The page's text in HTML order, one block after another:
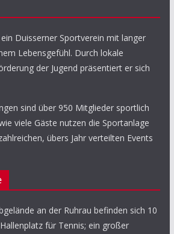
Duisserner Sportverein mit langer
Lebensgefühl. Durch lokale
der Jugend präsentiert er sich
sind über 950 Mitglieder sportlich
viele Gäste nutzen die Sportanlage
übers Jahr verteilten Events
an der Ruhrau befinden sich 10
für Tennis; ein großer